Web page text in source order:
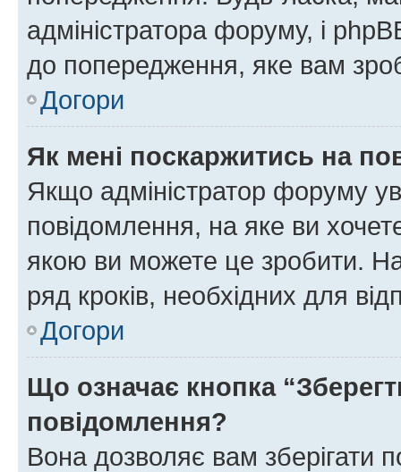
адміністратора форуму, і
до попередження, яке вам
Догори
Як мені поскаржитись на
Якщо адміністратор форуму
повідомлення, на яке ви
якою ви можете це зробити.
ряд кроків, необхідних для
Догори
Що означає кнопка
повідомлення?
Вона дозволяє вам зберігати